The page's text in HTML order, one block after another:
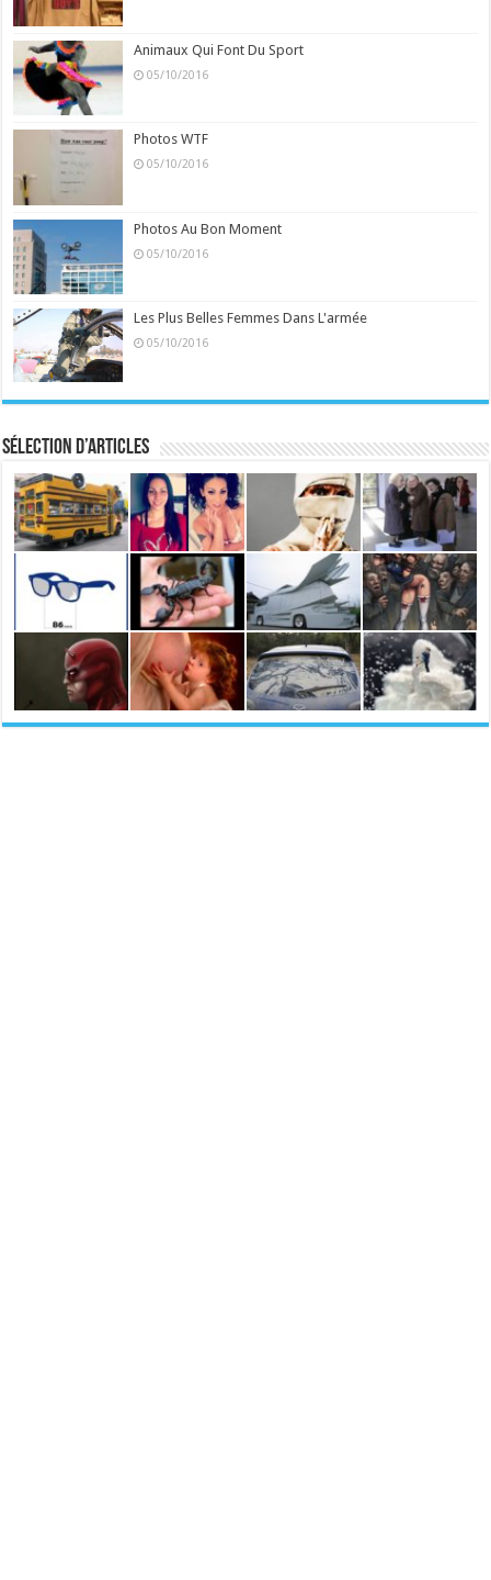
Animaux Qui Font Du Sport
05/10/2016
Photos WTF
05/10/2016
Photos Au Bon Moment
05/10/2016
Les Plus Belles Femmes Dans L'armée
05/10/2016
Sélection d’articles